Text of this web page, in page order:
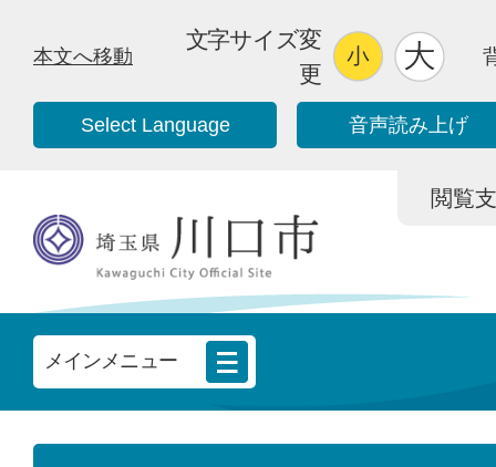
本文へ移動
文字サイズ変
更
Select Language 音声読み上げ
閲覧
メインメニュー